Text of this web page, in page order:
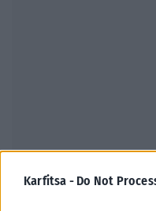
Karfitsa - Do Not